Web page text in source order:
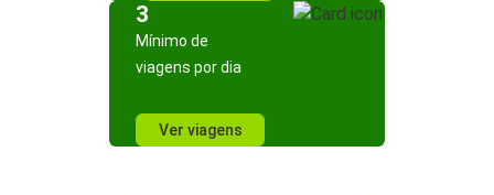
3
Mínimo de
viagens por dia
Ver viagens